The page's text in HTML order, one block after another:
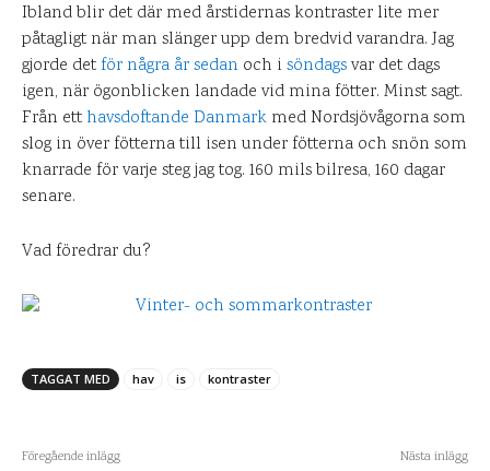
Ibland blir det där med årstidernas kontraster lite mer
påtagligt när man slänger upp dem bredvid varandra. Jag
gjorde det för några år sedan och i söndagsvar det dags
igen, när ögonblicken landade vid mina fötter. Minst sagt.
Från ett havsdoftande Danmark med Nordsjövågorna som
slog in över fötterna till isen under fötterna och snön som
knarrade för varje steg jag tog. 160 mils bilresa, 160 dagar
senare.
Vad föredrar du?
TAGGAT MED hav is kontraster
Föregående inlägg Nästa inlägg